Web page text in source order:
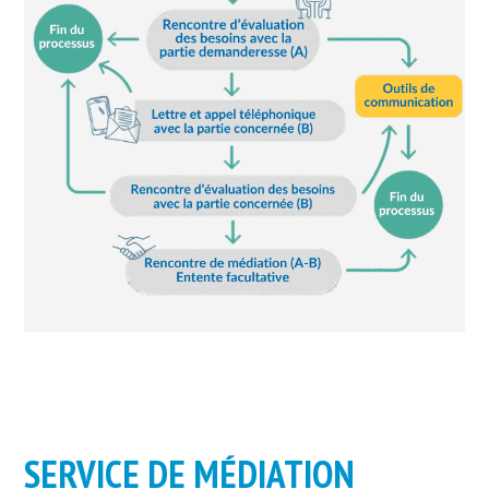
SERVICE DE MÉDIATION